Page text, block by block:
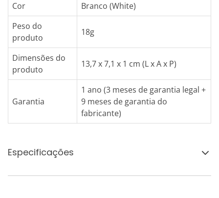
Cor
Branco (White)
Peso do
produto
18g
Dimensões do
produto
13,7 x 7,1 x 1 cm (L x A x P)
Garantia
1 ano (3 meses de garantia legal +
9 meses de garantia do
fabricante)
Especificações